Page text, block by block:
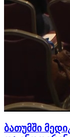
ბათუმში